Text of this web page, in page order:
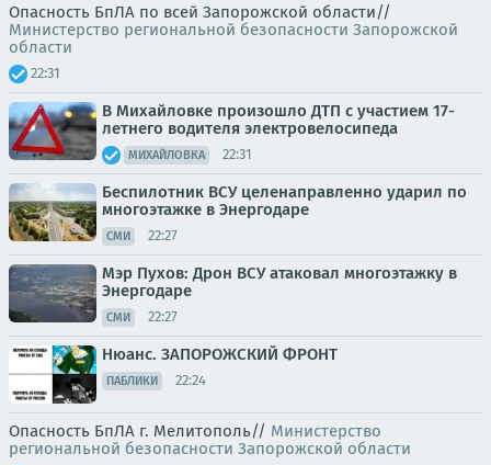
Опасность БпЛА по всей Запорожской области//
Министерство региональной безопасности Запорожской
области
22:31
В Михайловке произошло ДТП с участием 17-
летнего водителя электровелосипеда
МИХАЙЛОВКА 22:31
Беспилотник ВСУ целенаправленно ударил по
многоэтажке в Энергодаре
СМИ 22:27
Мэр Пухов: Дрон ВСУ атаковал многоэтажку в
Энергодаре
СМИ 22:27
Нюанс. ЗАПОРОЖСКИЙ ФРОНТ
ПАБЛИКИ 22:24
Опасность БпЛА г. Мелитополь// Министерство
региональной безопасности Запорожской области